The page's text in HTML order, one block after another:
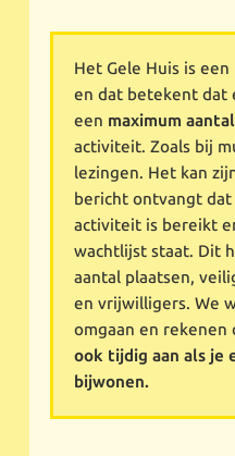
Het Gele Huis is een
en dat betekent dat
een maximum
activiteit. Zoals bij
lezingen. Het kan
bericht ontvangt
activiteit is bereikt
wachtlijst staat. Dit
aantal plaatsen,
en vrijwilligers. We
omgaan en rekenen
ook tijdig aan als je
bijwonen.